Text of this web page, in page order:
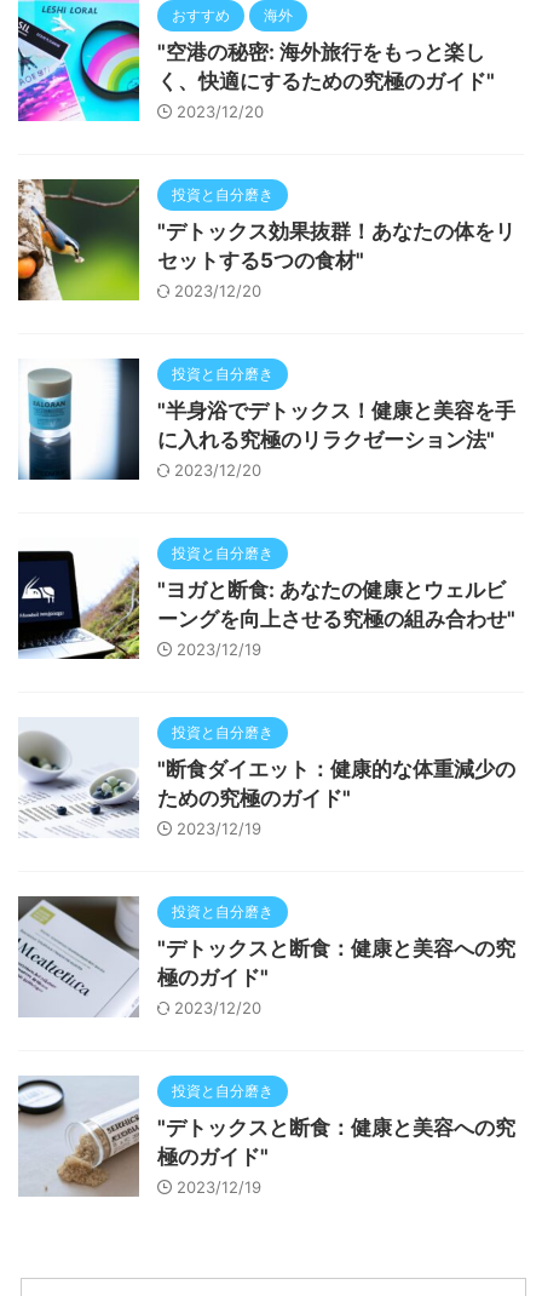
おすすめ 海外
"空港の秘密: 海外旅行をもっと楽し
く、快適にするための究極のガイド"
2023/12/20
投資と自分磨き
"デトックス効果抜群！あなたの体をリ
セットする5つの食材"
2023/12/20
投資と自分磨き
"半身浴でデトックス！健康と美容を手
に入れる究極のリラクゼーション法"
2023/12/20
投資と自分磨き
"ヨガと断食: あなたの健康とウェルビ
ーングを向上させる究極の組み合わせ"
2023/12/19
投資と自分磨き
"断食ダイエット：健康的な体重減少の
ための究極のガイド"
2023/12/19
投資と自分磨き
"デトックスと断食：健康と美容への究
極のガイド"
2023/12/20
投資と自分磨き
"デトックスと断食：健康と美容への究
極のガイド"
2023/12/19